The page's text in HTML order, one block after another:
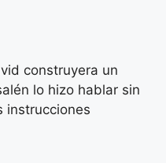
construyera un
lo hizo hablar sin
instrucciones